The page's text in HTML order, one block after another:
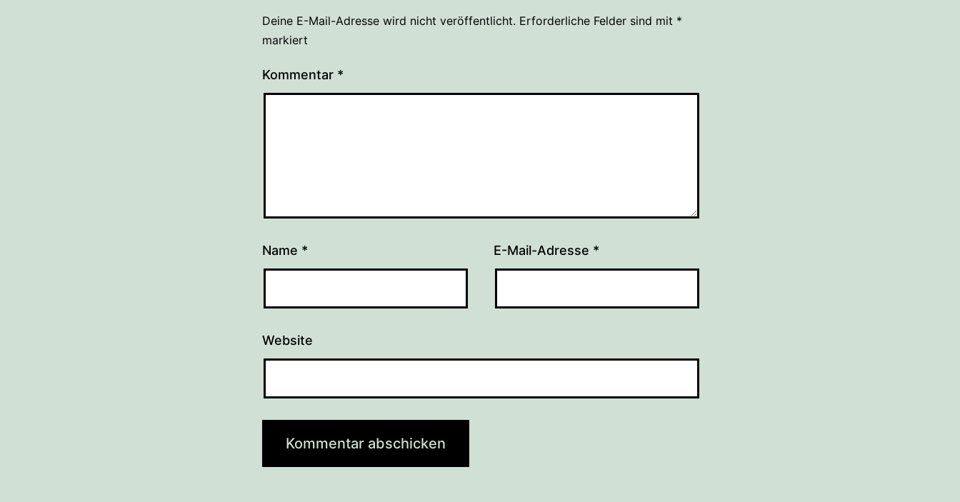
Deine E-Mail-Adresse wird nicht veröffentlicht. Erforderliche Felder sind mit *
markiert
Kommentar *
Name * E-Mail-Adresse *
Website